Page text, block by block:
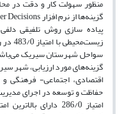
منظور سهولت کار و دقت در
سواحل شهرستان سیریک
گزینه‌های مورد ارزیابی، شهر
اقتصادی، اجتماعی- فرهنگی
حفاظت و توسعه در اجرای
امتیاز 286/0 دارای